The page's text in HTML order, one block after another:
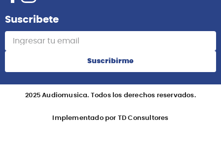
Suscribete
Suscribirme
2025 Audiomusica. Todos los derechos reservados.
Implementado por TD Consultores